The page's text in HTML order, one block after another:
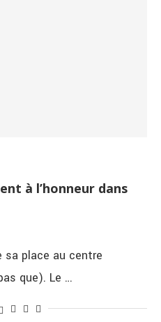
à l’honneur dans
sa place au centre
que). Le …